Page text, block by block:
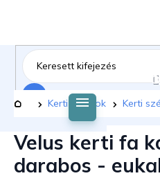
tartalomhoz
Kezdőlap
Kerti bútorok Kerti
Velus kerti fa
darabos -